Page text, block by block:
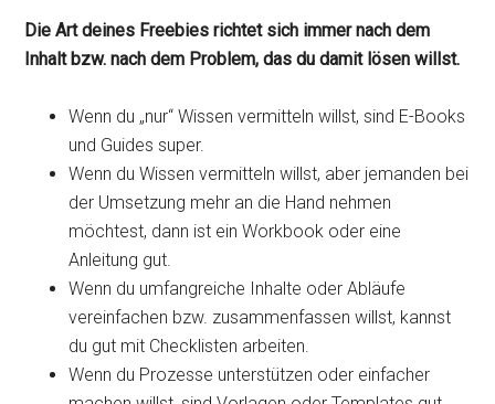
Die Art deines Freebies richtet sich immer nach dem
Inhalt bzw. nach dem Problem, das du damit lösen willst.
Wenn du „nur“ Wissen vermitteln willst, sind E-Books
und Guides super.
Wenn du Wissen vermitteln willst, aber jemanden bei
der Umsetzung mehr an die Hand nehmen
möchtest, dann ist ein Workbook oder eine
Anleitung gut.
Wenn du umfangreiche Inhalte oder Abläufe
vereinfachen bzw. zusammenfassen willst, kannst
du gut mit Checklisten arbeiten.
Wenn du Prozesse unterstützen oder einfacher